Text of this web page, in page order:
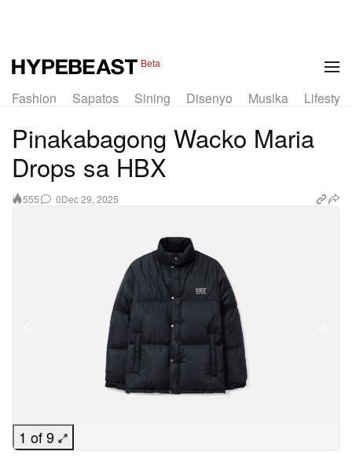
Beta
Fashion Sapatos Sining Disenyo Musika Lifestyle
Pinakabagong Wacko Maria
Drops sa HBX
555 0Dec 29, 2025
1 of 9